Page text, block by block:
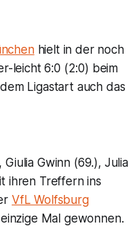
hielt in der noch
leicht 6:0 (2:0) beim
Ligastart auch das
Gwinn (69.), Julia
ihren Treffern ins
VfL Wolfsburg
Mal gewonnen.